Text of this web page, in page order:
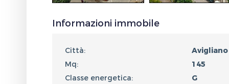
Informazioni immobile
Città:
Avigliano
Mq:
145
Classe energetica:
G